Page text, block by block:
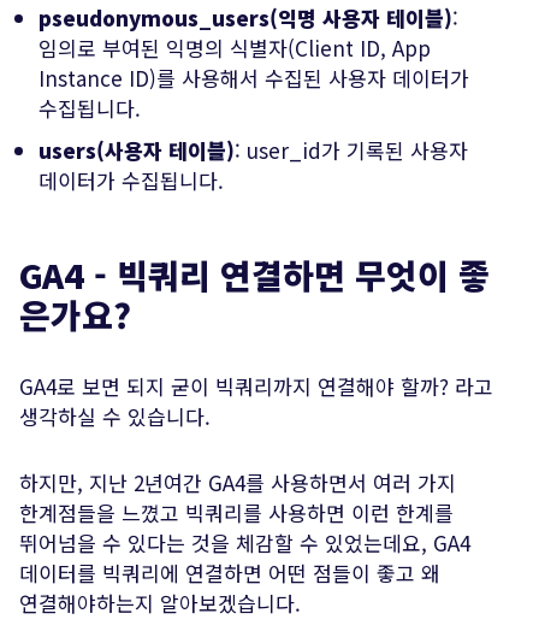
pseudonymous_users(익명 사용자 테이블):
임의로 부여된 익명의 식별자(Client ID, App
Instance ID)를 사용해서 수집된 사용자 데이터가
수집됩니다.
users(사용자 테이블): user_id가 기록된 사용자
데이터가 수집됩니다.
GA4 - 빅쿼리 연결하면 무엇이 좋
은가요?
GA4로 보면 되지 굳이 빅쿼리까지 연결해야 할까? 라고
생각하실 수 있습니다.
하지만, 지난 2년여간 GA4를 사용하면서 여러 가지
한계점들을 느꼈고 빅쿼리를 사용하면 이런 한계를
뛰어넘을 수 있다는 것을 체감할 수 있었는데요, GA4
데이터를 빅쿼리에 연결하면 어떤 점들이 좋고 왜
연결해야하는지 알아보겠습니다.